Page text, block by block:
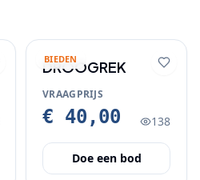
BIEDEN
DROOGREK
VRAAGPRIJS
€ 40,00 138
Doe een bod